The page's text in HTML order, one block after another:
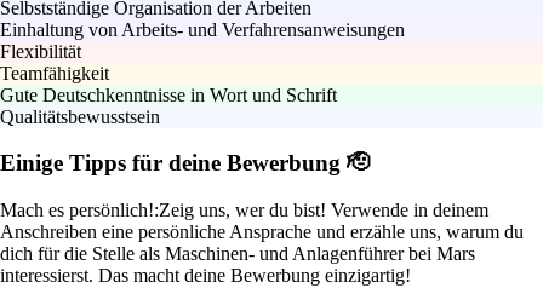
Selbstständige Organisation der Arbeiten
Einhaltung von Arbeits- und Verfahrensanweisungen
Flexibilität
Teamfähigkeit
Gute Deutschkenntnisse in Wort und Schrift
Qualitätsbewusstsein
Einige Tipps für deine Bewerbung 🫡
Mach es persönlich!:Zeig uns, wer du bist! Verwende in deinem
Anschreiben eine persönliche Ansprache und erzähle uns, warum du
dich für die Stelle als Maschinen- und Anlagenführer bei Mars
interessierst. Das macht deine Bewerbung einzigartig!